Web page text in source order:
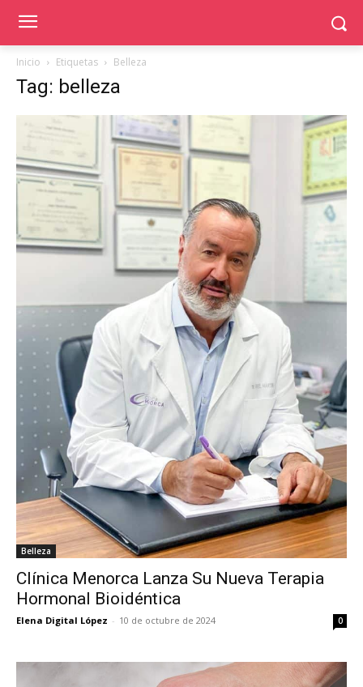
Inicio Etiquetas Belleza
Tag: belleza
Belleza
Clínica Menorca Lanza Su Nueva Terapia
Hormonal Bioidéntica
Elena Digital López - 10 de octubre de 2024 0